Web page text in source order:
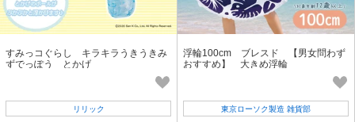
すみっコぐらし キラキラうきうきみ
ずでっぽう とかげ
リリック
浮輪100cm ブレスド 【男女問わず
おすすめ】 大きめ浮輪
東京ローソク製造 雑貨部